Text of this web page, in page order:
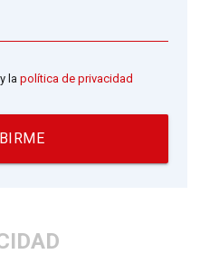
y lapolítica de privacidad